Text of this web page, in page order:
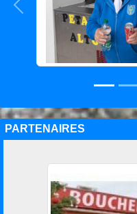
Précedent
PARTENAIRES